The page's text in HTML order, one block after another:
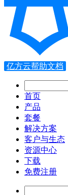
亿方云帮助文档
首页
产品
套餐
解决方案
客户与生态
资源中心
下载
免费注册